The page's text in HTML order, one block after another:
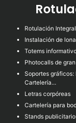
Rotulación
Instalación de
Totems
Photocalls de
Soportes gráficos:
Cartelería…
Letras corpóreas
Cartelería para
Stands